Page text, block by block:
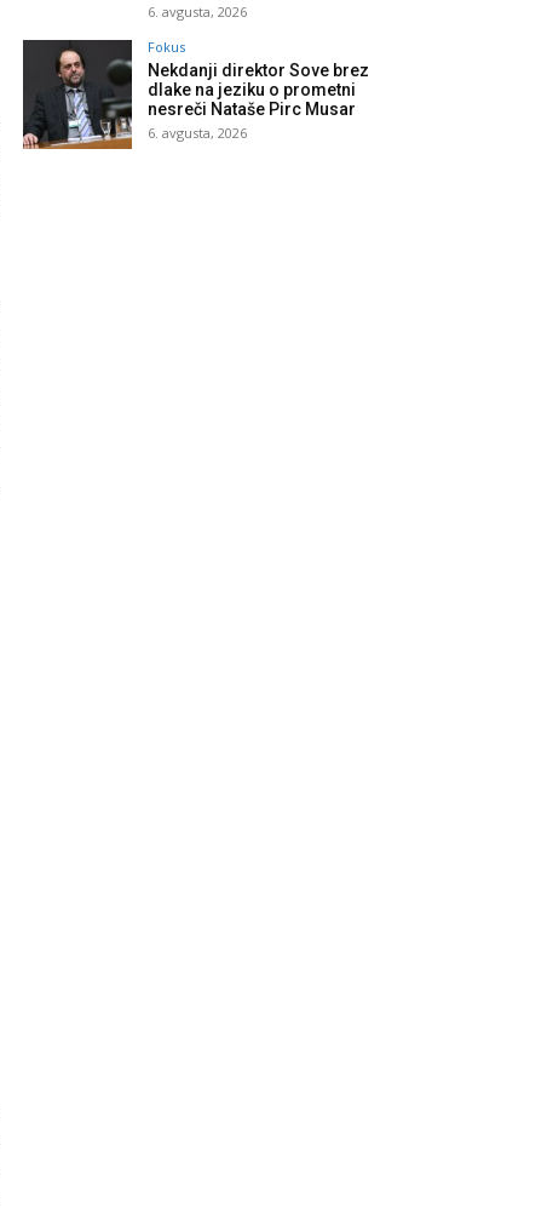
6. avgusta, 2026
Fokus
Nekdanji direktor Sove brez
dlake na jeziku o prometni
nesreči Nataše Pirc Musar
6. avgusta, 2026